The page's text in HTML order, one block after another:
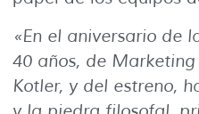
«En el aniversario de
40 años, de
Kotler, y del estreno,